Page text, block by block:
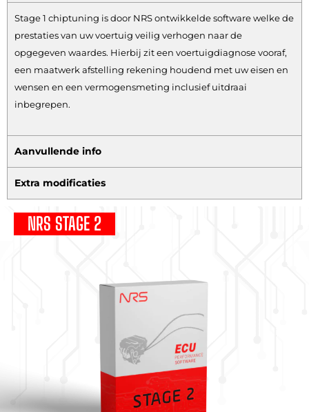
Stage 1 chiptuning is door NRS ontwikkelde software welke de
prestaties van uw voertuig veilig verhogen naar de
opgegeven waardes. Hierbij zit een voertuigdiagnose vooraf,
een maatwerk afstelling rekening houdend met uw eisen en
wensen en een vermogensmeting inclusief uitdraai
inbegrepen.
Aanvullende info
Extra modificaties
NRS STAGE 2